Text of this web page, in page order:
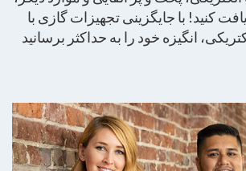
کنید! با جایگزینی تجهیزات گازی با